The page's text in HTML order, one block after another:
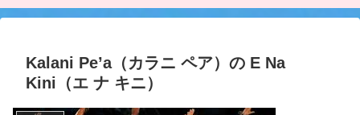
Kalani Pe’a（カラニ ペア）の E Na
Kini（エ ナ キニ）